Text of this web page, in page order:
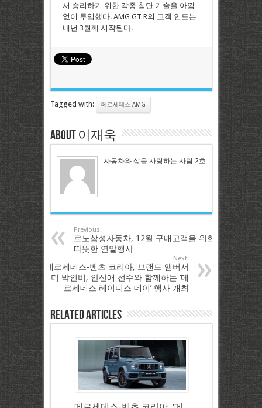
서 승리하기 위한 각종 첨단 기술을 아낌
없이 투입했다. AMG GT R의 고객 인도는
내년 3월께 시작된다.
Tagged with: 메르세데스-AMG
About 이재욱
자동차와 삶을 사랑하는 사람 2호
Previous:
르노삼성자동차, 12월 구매고객을 위한
따뜻한 연말행사
Next:
메르세데스-벤츠 코리아, 브랜드 앰버서
더 박인비, 안신애 선수와 함께하는 ‘메
르세데스 레이디스 데이’ 행사 개최
Related Articles